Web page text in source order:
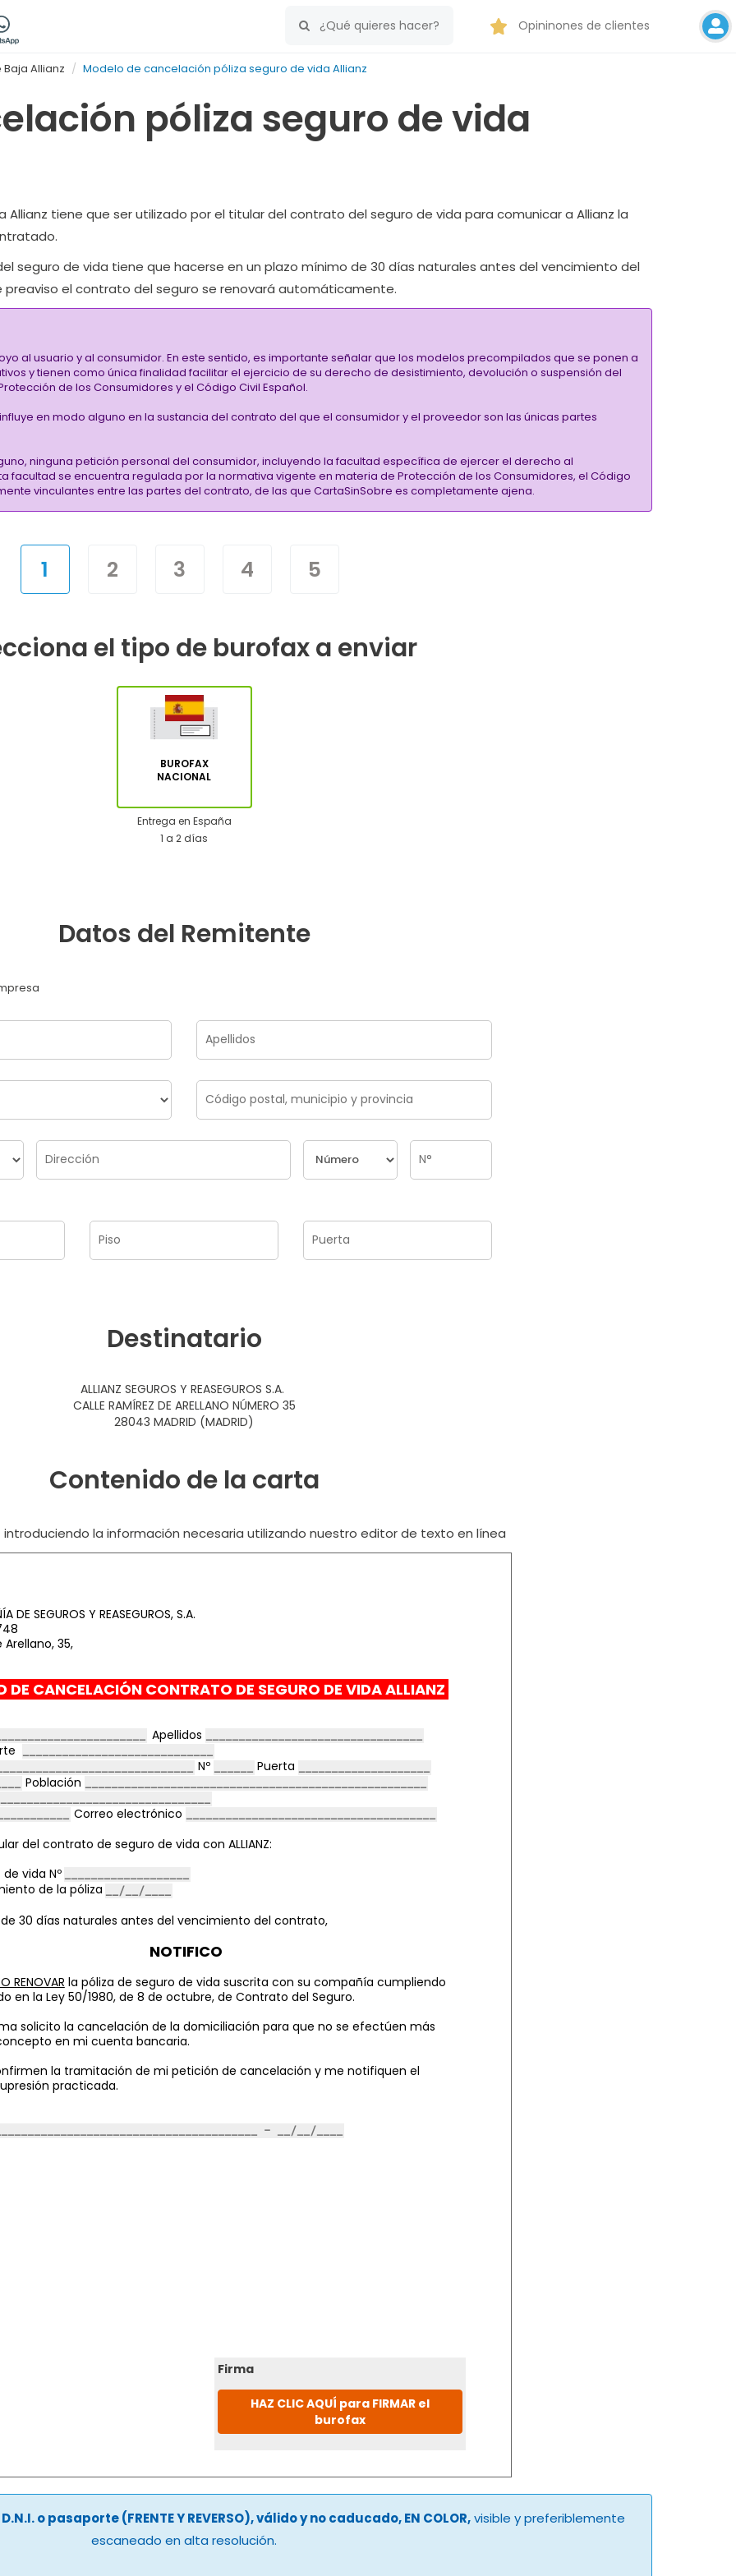
Opininones de clientes
Allianz Modelo de cancelación póliza seguro de vida Allianz
póliza seguro de vida
Allianz tiene que ser utilizado por el titular del contrato del seguro de vida para comunicar a Allianz la
seguro de vida tiene que hacerse en un plazo mínimo de 30 días naturales antes del vencimiento del
el contrato del seguro se renovará automáticamente.
al usuario y al consumidor. En este sentido, es importante señalar que los modelos precompilados que se ponen a
y tienen como única finalidad facilitar el ejercicio de su derecho de desistimiento, devolución o suspensión del
de los Consumidores y el Código Civil Español.
en modo alguno en la sustancia del contrato del que el consumidor y el proveedor son las únicas partes
ninguna petición personal del consumidor, incluyendo la facultad específica de ejercer el derecho al
facultad se encuentra regulada por la normativa vigente en materia de Protección de los Consumidores, el Código
vinculantes entre las partes del contrato, de las que CartaSinSobre es completamente ajena.
1 2 3 4 5
el tipo de burofax a enviar
BUROFAX
NACIONAL
Entrega en España
1 a 2 días
Datos del Remitente
Destinatario
ALLIANZ SEGUROS Y REASEGUROS S.A.
CALLE RAMÍREZ DE ARELLANO NÚMERO 35
28043 MADRID (MADRID)
Contenido de la carta
la información necesaria utilizando nuestro editor de texto en línea
DE SEGUROS Y REASEGUROS, S.A.
35,
DE CANCELACIÓN CONTRATO DE SEGURO DE VIDA ALLIANZ
Apellidos
Nº
Puerta
Población
Correo electrónico
del contrato de seguro de vida con ALLIANZ:
vida Nº
de la póliza
30 días naturales antes del vencimiento del contrato,
NOTIFICO
RENOVAR la póliza de seguro de vida suscrita con su compañía cumpliendo
en la Ley 50/1980, de 8 de octubre, de Contrato del Seguro.
solicito la cancelación de la domiciliación para que no se efectúen más
en mi cuenta bancaria.
la tramitación de mi petición de cancelación y me notifiquen el
practicada.
Firma
HAZ CLIC AQUÍ para FIRMAR el
burofax
D.N.I. o pasaporte (FRENTE Y REVERSO), válido y no caducado, EN COLOR,visible y preferiblemente
escaneado en alta resolución.